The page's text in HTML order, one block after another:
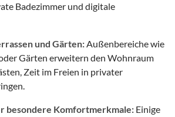
Badezimmer und digitale
und Gärten:Außenbereiche wie
Gärten erweitern den Wohnraum
Zeit im Freien in privater
besondere Komfortmerkmale: Einige